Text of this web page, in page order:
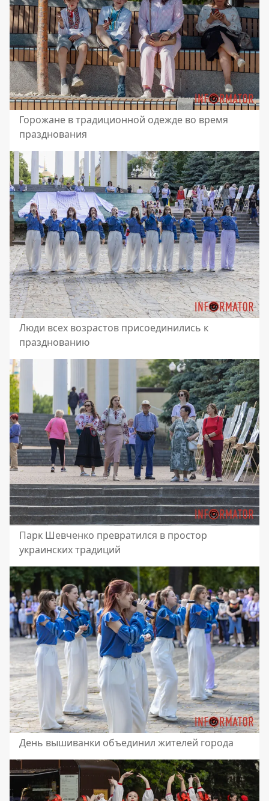
Горожане в традиционной одежде во время
празднования
Люди всех возрастов присоединились к
празднованию
Парк Шевченко превратился в простор
украинских традиций
День вышиванки объединил жителей города